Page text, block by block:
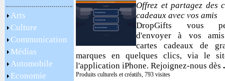
Arts
Culture
Communication
Médias
Automobile
Economie
Offrez et partagez des
cadeaux avec vos amis
DropGifts vous
d'envoyer à vos
cartes cadeaux de
marques en quelques clics, via le
l'application iPhone. Rejoignez-nous dès
Produits culturels et créatifs, 793 visites